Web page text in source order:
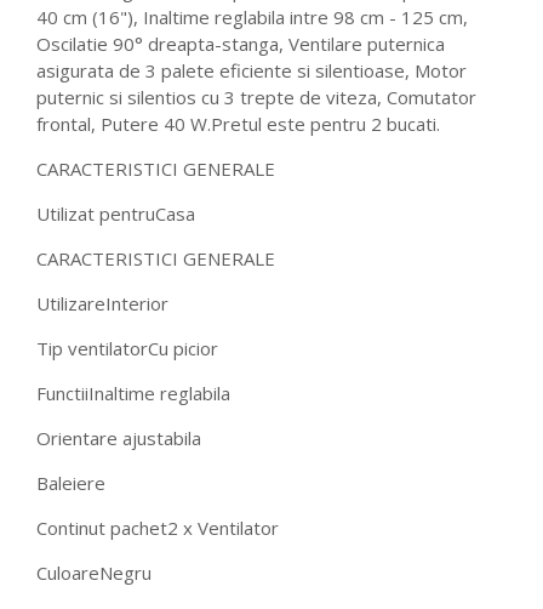
40 cm (16"), Inaltime reglabila intre 98 cm - 125 cm,
Oscilatie 90° dreapta-stanga, Ventilare puternica
asigurata de 3 palete eficiente si silentioase, Motor
puternic si silentios cu 3 trepte de viteza, Comutator
frontal, Putere 40 W.Pretul este pentru 2 bucati.
CARACTERISTICI GENERALE
Utilizat pentruCasa
CARACTERISTICI GENERALE
UtilizareInterior
Tip ventilatorCu picior
FunctiiInaltime reglabila
Orientare ajustabila
Baleiere
Continut pachet2 x Ventilator
CuloareNegru